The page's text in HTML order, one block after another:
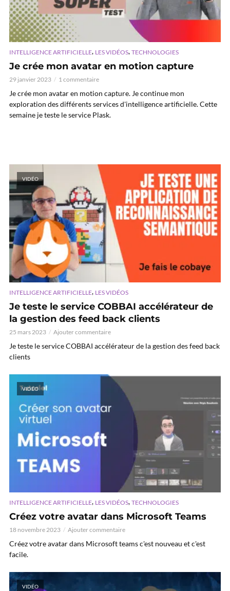
INTELLIGENCE ARTIFICIELLE, LES VIDÉOS, TECHNOLOGIES
Je crée mon avatar en motion capture
29 janvier 2023 1 commentaire
Je crée mon avatar en motion capture. Je continue mon
exploration des différents services d'intelligence artificielle. Cette
semaine je teste le service Plask.
VIDÉO
INTELLIGENCE ARTIFICIELLE, LES VIDÉOS
Je teste le service COBBAI accélérateur de
la gestion des feed back clients
25 mars 2023 Ajouter commentaire
Je teste le service COBBAI accélérateur de la gestion des feed back
clients
VIDÉO
INTELLIGENCE ARTIFICIELLE, LES VIDÉOS, TECHNOLOGIES
Créez votre avatar dans Microsoft Teams
18 novembre 2023 Ajouter commentaire
Créez votre avatar dans Microsoft teams c'est nouveau et c'est
facile.
VIDÉO